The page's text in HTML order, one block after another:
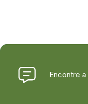
Encontre a